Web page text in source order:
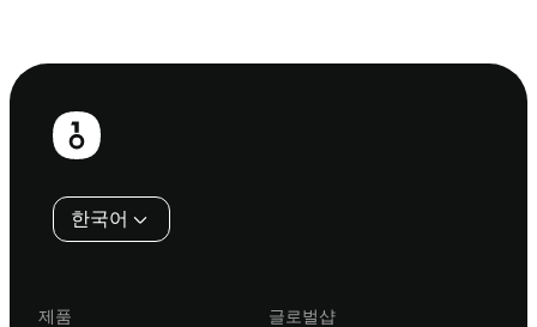
보
한국어
제품
글로벌샵